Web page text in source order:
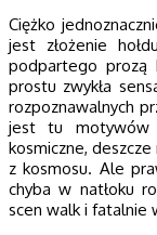
Ciężko
jest złożenie
podpartego prozą
prostu zwykła
rozpoznawalnych
jest tu motywów
kosmiczne,
z kosmosu. Ale
chyba w natłoku
scen walk i fatalnie